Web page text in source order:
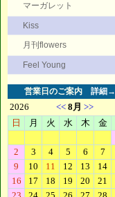
マーガレット
Kiss
月刊flowers
Feel Young
営業日のご案内 詳細→